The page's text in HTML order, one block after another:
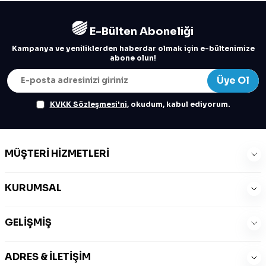
E-Bülten Aboneliği
Kampanya ve yeniliklerden haberdar olmak için e-bültenimize
abone olun!
Üye Ol
KVKK Sözleşmesi'ni, okudum, kabul ediyorum.
MÜŞTERI HIZMETLERI
KURUMSAL
GELIŞMIŞ
ADRES & İLETIŞIM